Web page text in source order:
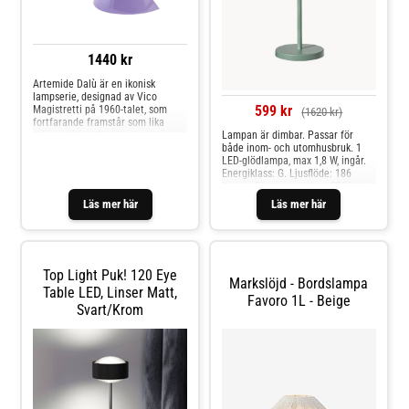
1440 kr
Läs mer här
Artemide Dalù är en ikonisk
lampserie, designad av Vico
Magistretti på 1960-talet, som
fortfarande framstår som lika
stycke, vilket ger lampan ett
harmoniskt och tidlöst uttryck.
Dalù sprider ett behagligt och
funktionellt ljus, vilket gör den
nattduksbordet eller i
vardagsrummet. Med sin enkla
elegans och lekfulla karaktär har
Artemide Dalù blivit en sann
designikon som förenar italienskt
designarv med modern
inredningsdesign.
599 kr (1620 kr)
Läs mer här
Lampan är dimbar. Passar för
både inom- och utomhusbruk. 1
LED-glödlampa, max 1,8 W, ingår.
Energiklass: G. Ljusflöde: 186
lumen. Färgtemperatur: 2700 K.
Livslängd: 25 000 h Bordslampan
är uppladdningsbar. Laddkabel
Top Light Puk! 120 Eye
Table LED, Linser Matt,
Svart/krom
Markslöjd - Bordslampa
Favoro 1L - Beige